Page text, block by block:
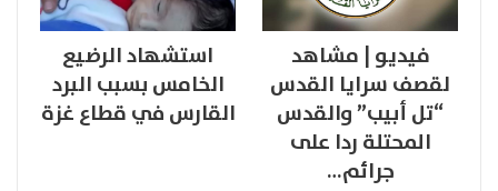
فيديو | مشاهد
لقصف سرايا القدس
“تل أبيب” والقدس
المحتلة ردا على
جرائم…
استشهاد الرضيع
الخامس بسبب البرد
القارس في قطاع غزة